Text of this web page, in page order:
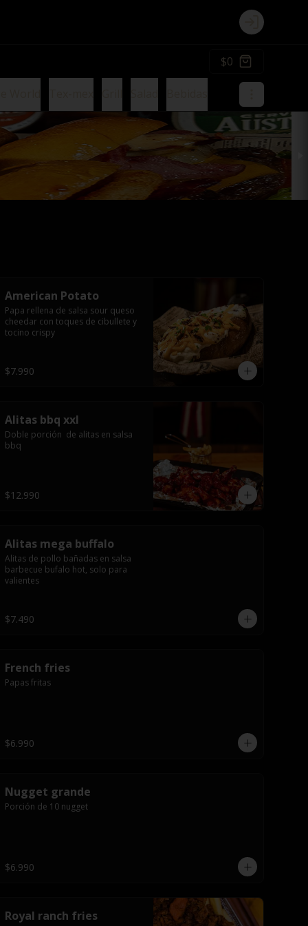
Login
$0
American Potato
Papa rellena de salsa sour queso
cheedar con toques de cibullete y
tocino crispy
$7.990
Alitas bbq xxl
Doble porción  de alitas en salsa
bbq
$12.990
Alitas mega buffalo
Alitas de pollo bañadas en salsa
barbecue bufalo hot, solo para
valientes
$7.490
French fries
Papas fritas
$6.990
Nugget grande
Porción de 10 nugget
$6.990
Royal ranch fries